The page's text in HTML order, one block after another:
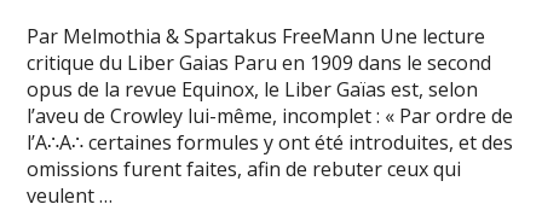
Par Melmothia & Spartakus FreeMann Une lecture
critique du Liber Gaias Paru en 1909 dans le second
opus de la revue Equinox, le Liber Gaïas est, selon
l’aveu de Crowley lui-même, incomplet : « Par ordre de
l’A∴A∴ certaines formules y ont été introduites, et des
omissions furent faites, afin de rebuter ceux qui
veulent …